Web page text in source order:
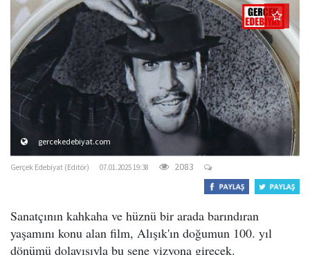
n
gercekedebiyat.com
Gerçek Edebiyat (Editör) 07.01.2025 19:38 2083
Sanatçının kahkaha ve hüznü bir arada barındıran
yaşamını konu alan film, Alışık'ın doğumun 100. yıl
dönümü dolayısıyla bu sene vizyona girecek.